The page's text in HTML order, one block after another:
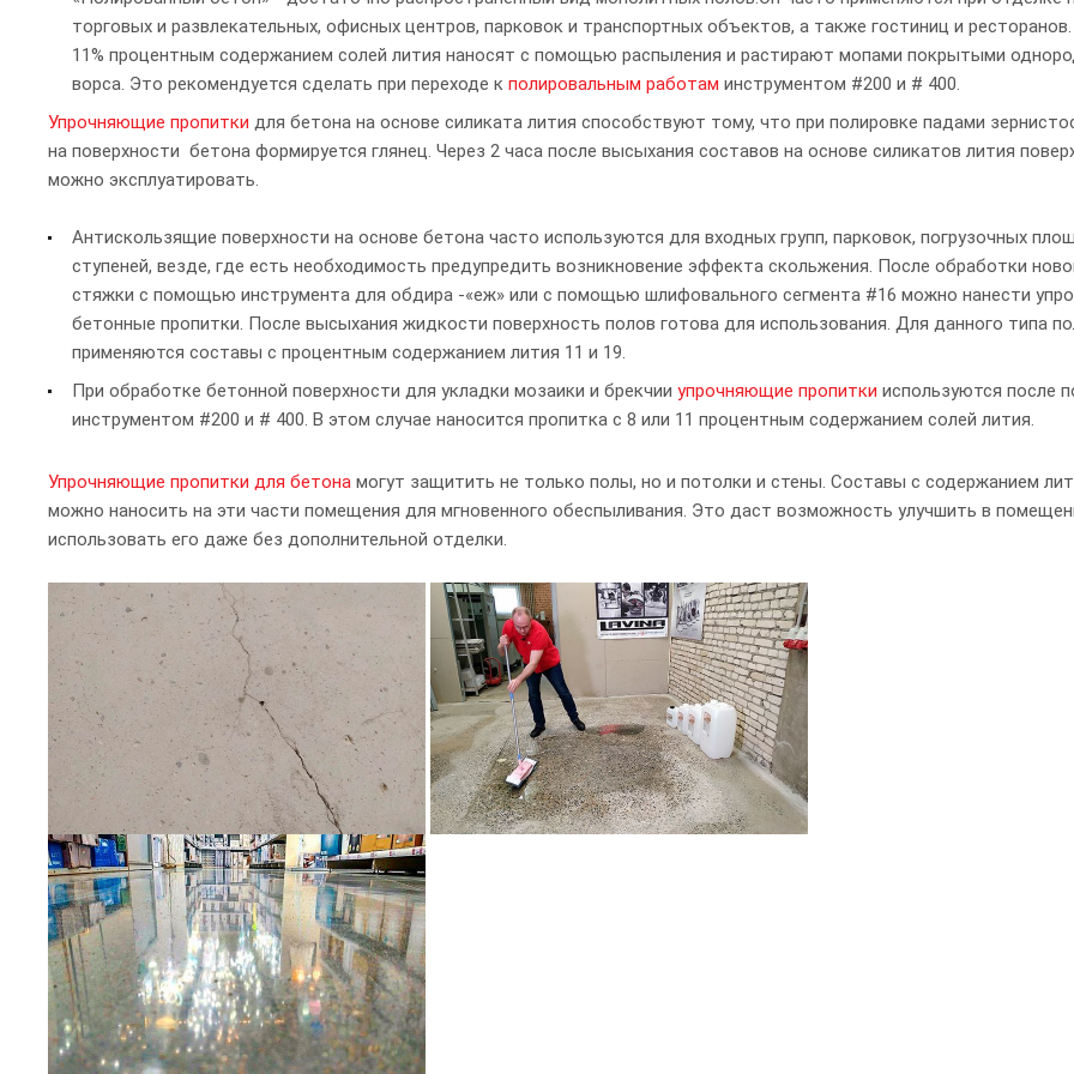
торговых и развлекательных, офисных центров, парковок и транспортных объектов, а также гостиниц и
11% процентным содержанием солей лития наносят с помощью распыления и растирают мопами покрытыми
ворса. Это рекомендуется сделать при переходе к полировальным работам инструментом #200 и # 400.
Упрочняющие пропитки для бетона на основе силиката лития способствуют тому, что при полировке падами
на поверхности бетона формируется глянец. Через 2 часа после высыхания составов на основе силикатов лития
можно эксплуатировать.
Антискользящие поверхности на основе бетона часто используются для входных групп, парковок, погрузочных
ступеней, везде, где есть необходимость предупредить возникновение эффекта скольжения. После обработки
стяжки с помощью инструмента для обдира -«еж» или с помощью шлифовального сегмента #16 можно нанести
бетонные пропитки. После высыхания жидкости поверхность полов готова для использования. Для данного типа
применяются составы с процентным содержанием лития 11 и 19.
При обработке бетонной поверхности для укладки мозаики и брекчии упрочняющие пропитки используются после
инструментом #200 и # 400. В этом случае наносится пропитка с 8 или 11 процентным содержанием солей лития.
Упрочняющие пропитки для бетона могут защитить не только полы, но и потолки и стены. Составы с содержанием
можно наносить на эти части помещения для мгновенного обеспыливания. Это даст возможность улучшить в
использовать его даже без дополнительной отделки.